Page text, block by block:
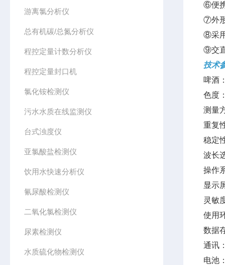
游离氯分析仪
总有机碳/总氮分析仪
程控定量计数分析仪
程控定量封口机
氯化铵检测仪
污水水质在线监测仪
台式浊度仪
亚氯酸盐检测仪
饮用水快速分析仪
氰尿酸检测仪
二氧化氯检测仪
尿素检测仪
水质硫化物检测仪
⑥便
⑦外
⑧采
⑨交
技术
啤酒
色度
测量
重复
稳定
波长
操作
显示
灵敏
使用
数据
通讯
电池